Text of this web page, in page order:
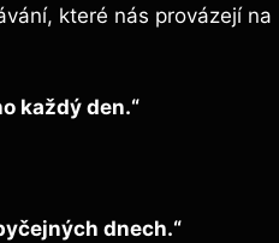
které nás provázejí na
každý den.“
dnech.“